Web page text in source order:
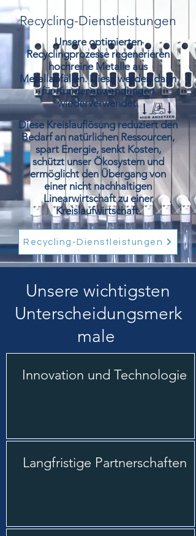
Recycling-Dienstleistungen
Unsere optimierten
Recyclingprozesse regenerieren
hochreine Metalle aus
Metallabfällen. Diese werden dann
für Kundenanwendungen
wiederverwendet.
Diese Kreislauflösung reduziert den
Bedarf an natürlichen Ressourcen,
spart Energie, senkt Kosten,
schützt unser Ökosystem und
ermöglicht den Übergang von
einer nicht nachhaltigen
Linearwirtschaft zu einer
Kreislaufwirtschaft.
Recycling-Dienstleistungen
Unsere wichtigsten
Unterscheidungsmerk
male
Innovation und Technologie
Langfristige Partnerschaften